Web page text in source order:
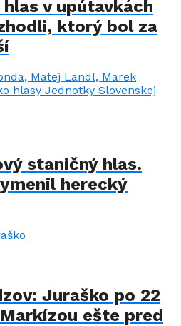
v upútavkách
ktorý bol za
staničný hlas.
herecký
Juraško po 22
ešte pred